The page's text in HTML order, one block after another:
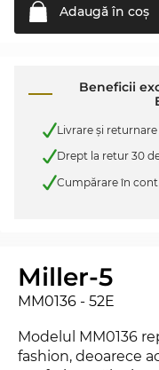
Adaugă în coş
Beneficii
Livrare şi
Drept la retur 30
Cumpărare în cont
Miller-5
MM0136 - 52E
Modelul MM0136
fashion, deoarece